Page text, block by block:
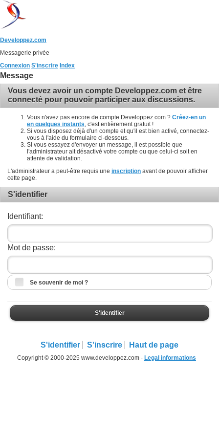
Developpez.com
Messagerie privée
Connexion S'inscrire Index
Message
Vous devez avoir un compte Developpez.com et être
connecté pour pouvoir participer aux discussions.
Vous n'avez pas encore de compte Developpez.com ? Créez-en un
en quelques instants , c'est entièrement gratuit !
Si vous disposez déjà d'un compte et qu'il est bien activé, connectez-
vous à l'aide du formulaire ci-dessous.
Si vous essayez d'envoyer un message, il est possible que
l'administrateur ait désactivé votre compte ou que celui-ci soit en
attente de validation.
L'administrateur a peut-être requis une inscription avant de pouvoir afficher
cette page.
S'identifier
Identifiant:
Mot de passe:
Se souvenir de moi ?
S'identifier
S'identifier S'inscrire Haut de page
Copyright © 2000-2025 www.developpez.com - Legal informations